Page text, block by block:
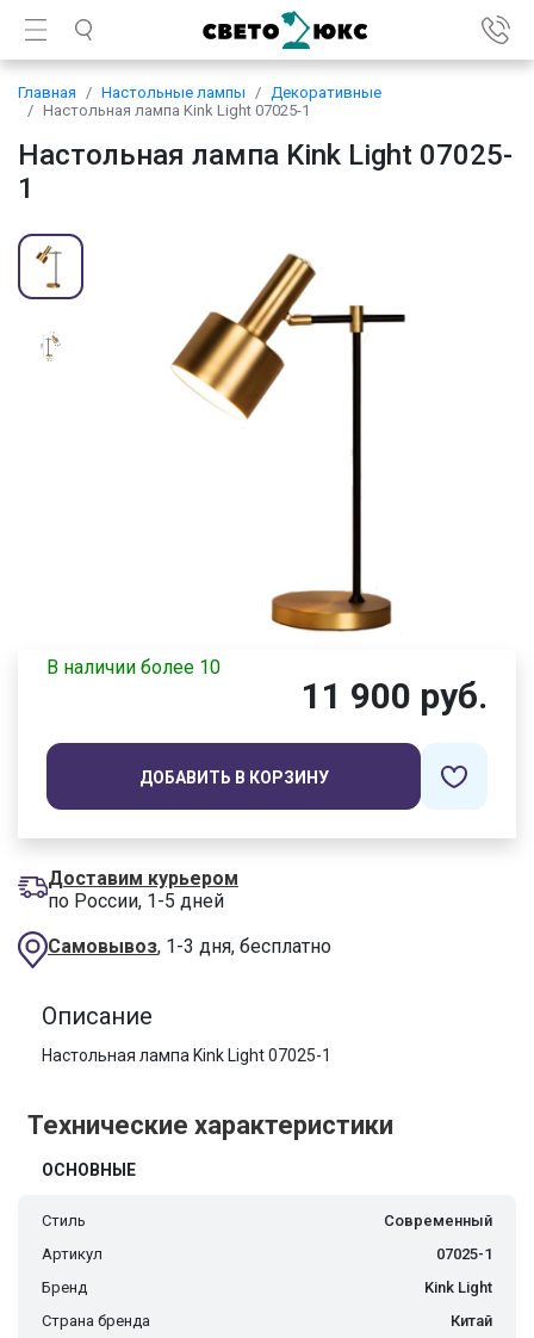
Главная Настольные лампы
Декоративные
Настольная лампа Kink Light 07025-1
Настольная лампа Kink Light 07025-
1
В наличии более 10
11 900 руб.
ДОБАВИТЬ В КОРЗИНУ
Доставим курьером
по России, 1-5 дней
Самовывоз, 1-3 дня, бесплатно
Описание
Настольная лампа Kink Light 07025-1
Технические характеристики
ОСНОВНЫЕ
Стиль
Современный
Артикул
07025-1
Бренд
Kink Light
Страна бренда
Китай